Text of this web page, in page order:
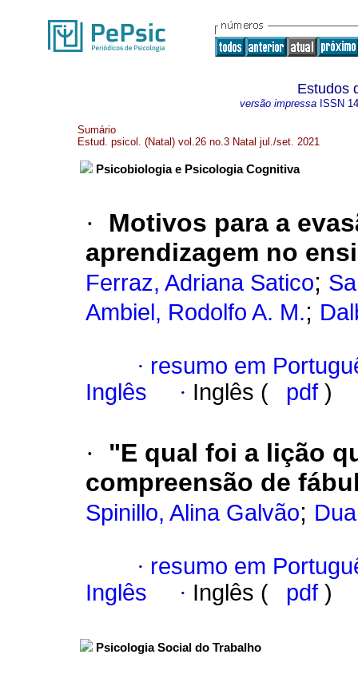
Estudos
versão impressa ISSN
Sumário
Estud. psicol. (Natal) vol.26 no.3 Natal jul./set. 2021
Psicobiologia e Psicologia Cognitiva
·
Motivos para a
aprendizagem no
Ferraz, Adriana Satico;
Ambiel, Rodolfo A. M.;
· resumo em
Inglês
· Inglês ( pdf )
·
"E qual foi a lição
compreensão de
Spinillo, Alina Galvão;
· resumo em
Inglês
· Inglês ( pdf )
Psicologia Social do Trabalho